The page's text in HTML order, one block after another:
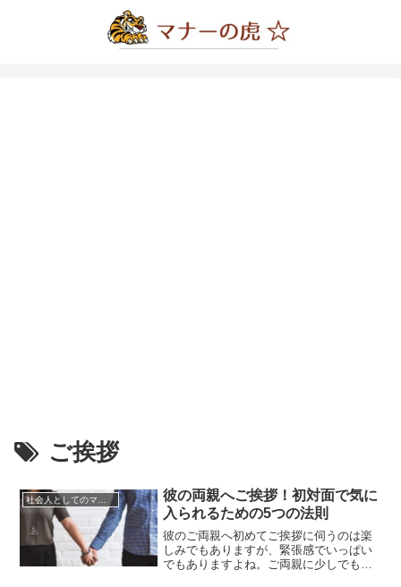
ご挨拶
社会人としてのマナー
彼の両親へご挨拶！初対面で気に
入られるための5つの法則
彼のご両親へ初めてご挨拶に伺うのは楽
しみでもありますが、緊張感でいっぱい
でもありますよね。ご両親に少しでもよ